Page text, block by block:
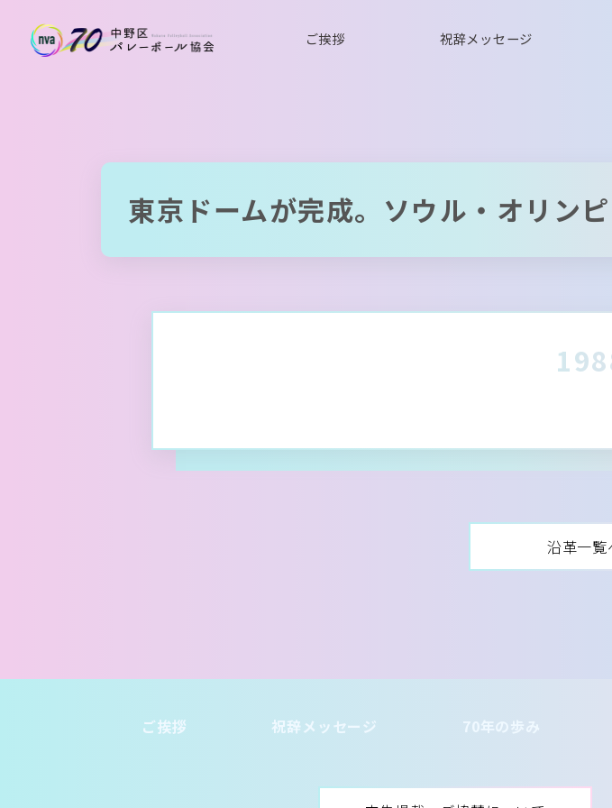
ご挨拶 祝辞メッセージ
東京ドームが完成。ソウル・オリン
沿革一覧
ご挨拶 祝辞メッセージ 70年の歩み